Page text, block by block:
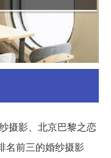
摄影、北京巴黎之恋
名前三的婚纱摄影